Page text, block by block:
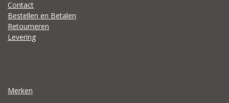
Contact
Bestellen en Betalen
Retourneren
Levering
Merken